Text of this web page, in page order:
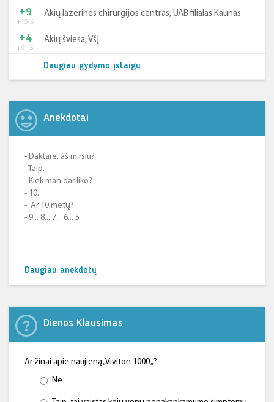
+15-6
+9 Akių lazerinės chirurgijos centras, UAB filialas Kaunas
+9 -5
+4 Akių šviesa, VšĮ
Daugiau gydymo įstaigų
Anekdotai
- Daktare, aš mirsiu?
- Taip.
- Kiek man dar liko?
- 10.
- Ar 10 metų?
- 9... 8... 7... 6... 5
Daugiau anekdotų
Dienos Klausimas
Ar žinai apie naujieną „Viviton 1000 „?
Ne